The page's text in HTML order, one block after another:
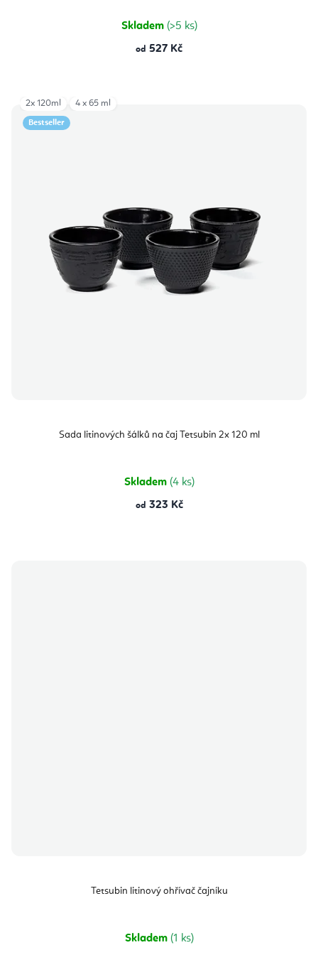
Skladem (>5 ks)
od 527 Kč
Bestseller
Sada litinových šálků na čaj Tetsubin 2x 120 ml
Skladem (4 ks)
od 323 Kč
2x 120ml 4 x 65 ml
Tetsubin litinový ohřívač čajníku
Skladem (1 ks)